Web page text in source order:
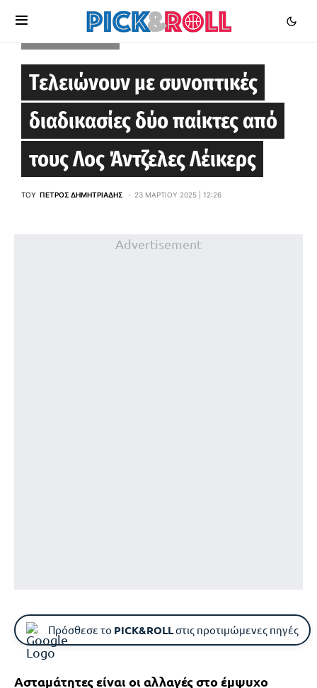
Τελειώνουν με συνοπτικές
διαδικασίες δύο παίκτες από
τους Λος Άντζελες Λέικερς
ΤΟΥ ΠΈΤΡΟΣ ΔΗΜΗΤΡΙΆΔΗΣ 23 ΜΑΡΤΊΟΥ 2025 | 12:26
Advertisement
Πρόσθεσε το PICK&ROLLστις προτιμώμενες πηγές
Ασταμάτητες είναι οι αλλαγές στο έμψυχο